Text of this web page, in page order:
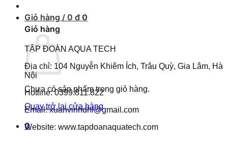
Giỏ hàng / 0 đ 0
Giỏ hàng
Chưa có sản phẩm trong giỏ hàng.
Quay trở lại cửa hàng
0
TẬP ĐOÀN AQUA TECH
Địa chỉ: 104 Nguyễn Khiêm Ích, Trâu Quỳ, Gia Lâm, Hà
Nội
Hotline: 0399.811.822
Email: xuanvinhdhl@gmail.com
Website: www.tapdoanaquatech.com